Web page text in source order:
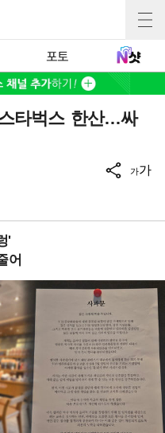
포토
타벅스 한산…싸
가가
'
어